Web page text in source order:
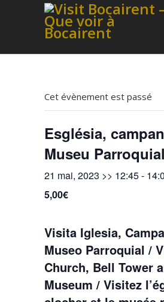
Cet évènement est passé
Església,
Museu Parroquial
21 mai, 2023 >> 12:45-
5,00€
Visita Iglesia,
Museo Parroquial /
Church, Bell Tower
Museum / Visitez